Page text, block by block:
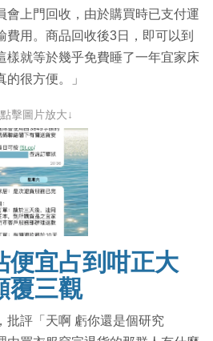
會上門回收，由於購買時已支付運
費用。商品回收後3日，即可以到
樣就等於幾乎免費睡了一年宜家床
很方便。」
擊圖片放大↓
便宜占到咁正大
覆三觀
批評「天啊 虧你還是個研究